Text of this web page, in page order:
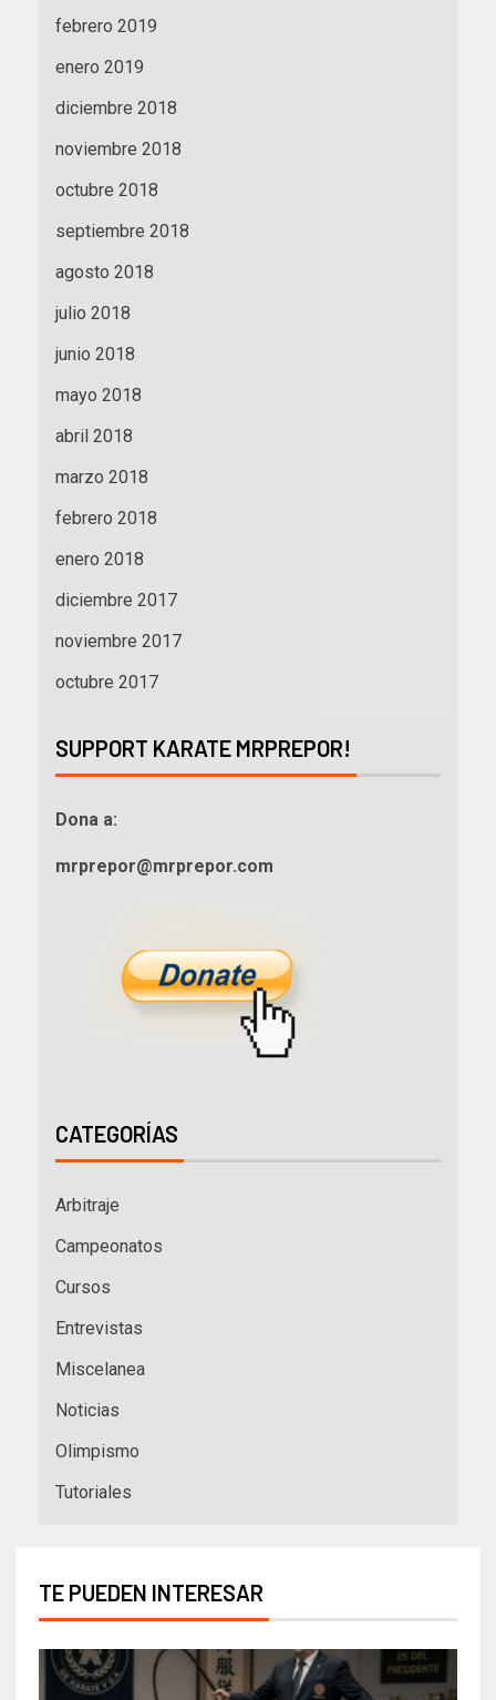
febrero 2019
enero 2019
diciembre 2018
noviembre 2018
octubre 2018
septiembre 2018
agosto 2018
julio 2018
junio 2018
mayo 2018
abril 2018
marzo 2018
febrero 2018
enero 2018
diciembre 2017
noviembre 2017
octubre 2017
SUPPORT KARATE MRPREPOR!
Dona a:
mrprepor@mrprepor.com
CATEGORÍAS
Arbitraje
Campeonatos
Cursos
Entrevistas
Miscelanea
Noticias
Olimpismo
Tutoriales
TE PUEDEN INTERESAR